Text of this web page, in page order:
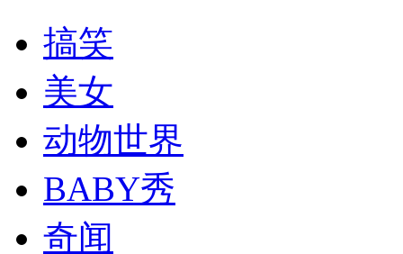
搞笑
美女
动物世界
BABY秀
奇闻